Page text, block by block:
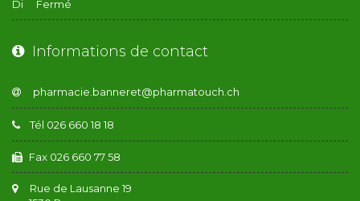
Di Fermé
Informations de contact
Tél 026 660 18 18
Fax 026 660 77 58
Rue de Lausanne 19